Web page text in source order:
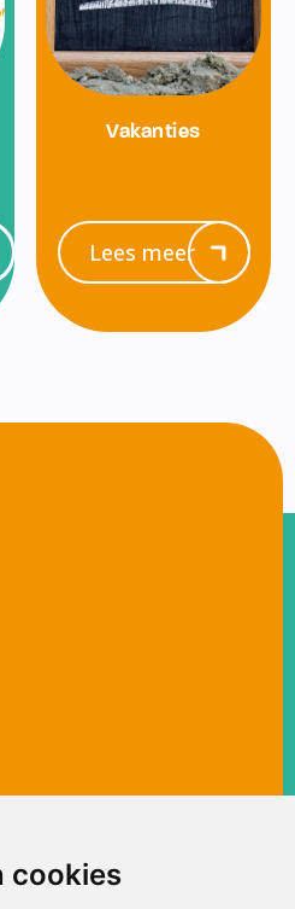
cookies
Vakanties
Lees meer
VAN